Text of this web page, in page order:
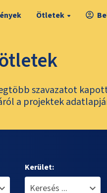
Ötletek
szavazatot
a projektek
Kerület: